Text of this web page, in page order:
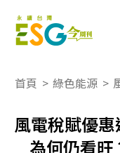
首頁 > 綠色能源 >
風電稅賦優
為何仍看旺